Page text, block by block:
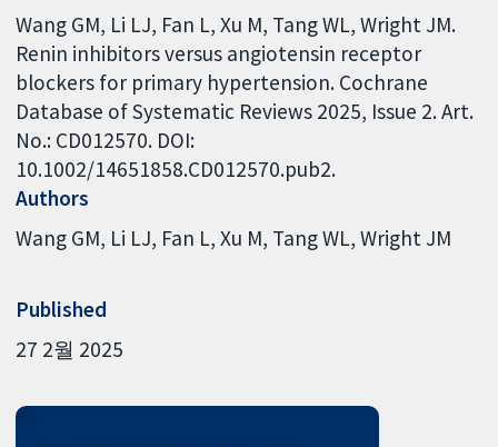
Wang GM, Li LJ, Fan L, Xu M, Tang WL, Wright JM.
Renin inhibitors versus angiotensin receptor
blockers for primary hypertension. Cochrane
Database of Systematic Reviews 2025, Issue 2. Art.
No.: CD012570. DOI:
10.1002/14651858.CD012570.pub2.
Authors
Wang GM Li LJ Fan L Xu M Tang WL Wright JM
Published
27 2월 2025